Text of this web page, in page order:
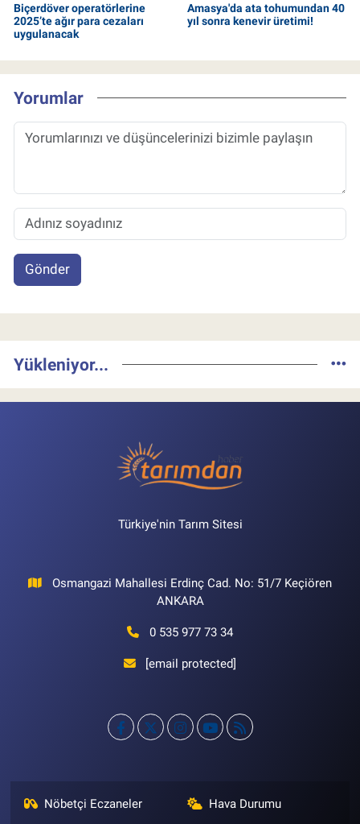
Biçerdöver operatörlerine
2025’te ağır para cezaları
uygulanacak
Amasya'da ata tohumundan 40
yıl sonra kenevir üretimi!
Yorumlar
Gönder
Yükleniyor...
Türkiye'nin Tarım Sitesi
Osmangazi Mahallesi Erdinç Cad. No: 51/7 Keçiören
ANKARA
0 535 977 73 34
[email protected]
Nöbetçi Eczaneler Hava Durumu